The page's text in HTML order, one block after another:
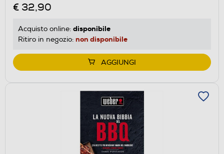
€ 32,90
Acquisto online: disponibile
Ritiro in negozio: non disponibile
AGGIUNGI